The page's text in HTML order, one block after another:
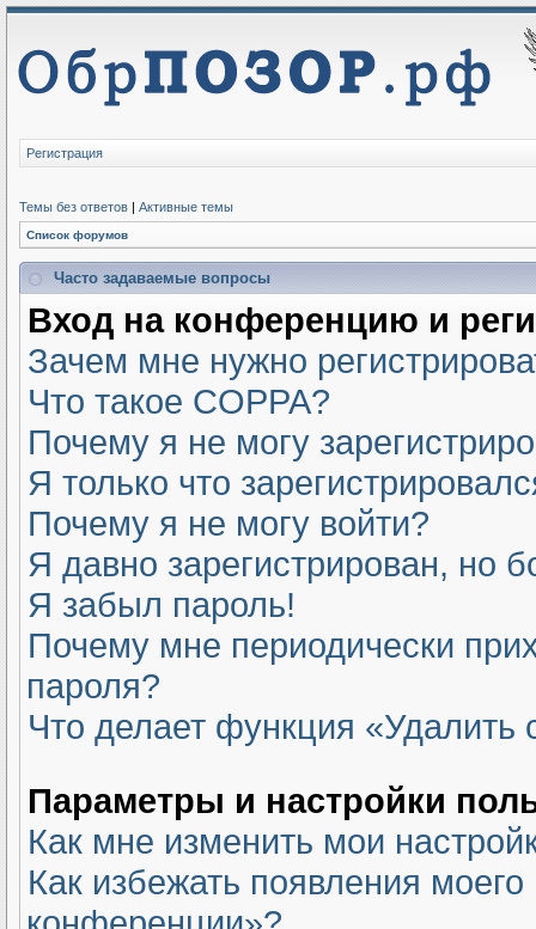
Регистрация
Темы без ответов | Активные темы
Список форумов
Часто задаваемые вопросы
Вход на конференцию и
Зачем мне нужно
Что такое COPPA?
Почему я не могу
Я только что
Почему я не могу войти?
Я давно зарегистрирован, но
Я забыл пароль!
Почему мне периодически
пароля?
Что делает функция «Удалить
Параметры и настройки
Как мне изменить мои
Как избежать появления